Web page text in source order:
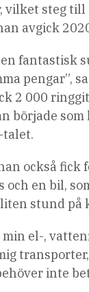
vilket steg till
avgick
fantastisk
pengar”,
2 000
började
talet.
också fick
en bil,
stund på
min el-,
inte